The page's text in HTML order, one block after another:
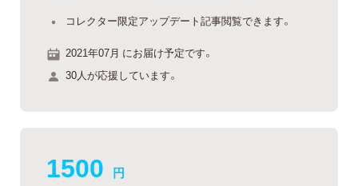
コレクター限定アップデート記事閲覧できます。
2021年07月 にお届け予定です。
30人が応援しています。
1500 円